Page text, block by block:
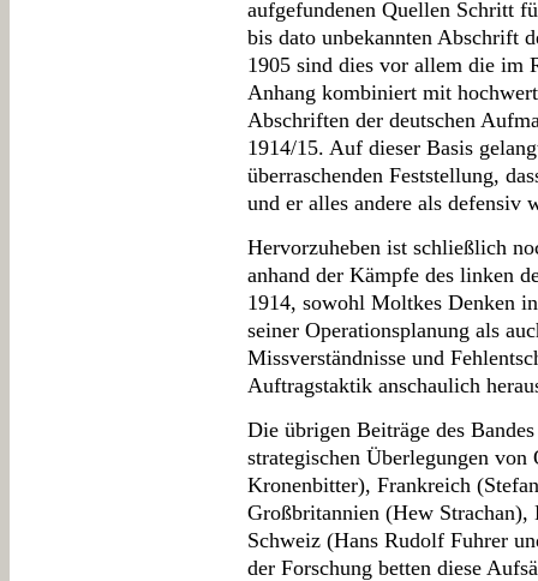
aufgefundenen Quellen Schritt
bis dato unbekannten Abschrift
1905 sind dies vor allem die im
Anhang kombiniert mit
Abschriften der deutschen
1914/15. Auf dieser Basis
überraschenden Feststellung,
und er alles andere als defensiv
Hervorzuheben ist schließlich
anhand der Kämpfe des linken
1914, sowohl Moltkes Denken
seiner Operationsplanung als
Missverständnisse und
Auftragstaktik anschaulich
Die übrigen Beiträge des
strategischen Überlegungen
Kronenbitter), Frankreich
Großbritannien (Hew
Schweiz (Hans Rudolf Fuhrer
der Forschung betten diese